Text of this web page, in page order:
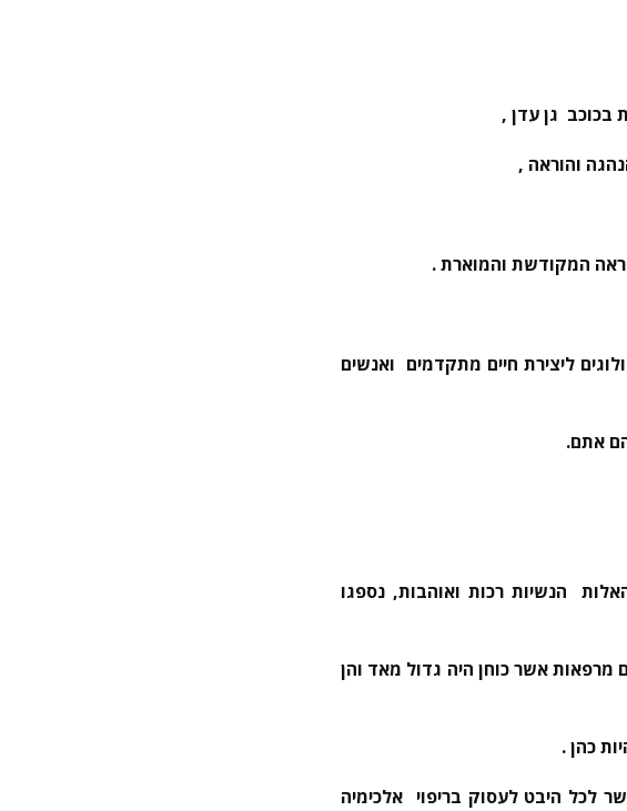
בכוכב גן עדן ,
והוראה ,
המקודשת והמוארת .
ליצירת חיים מתקדמים ואנשים
אתם.
הנשיות רכות ואוהבות, נספגו
אשר כוחן היה גדול מאד והן
כהן .
לכל היבט לעסוק בריפוי אלכימיה